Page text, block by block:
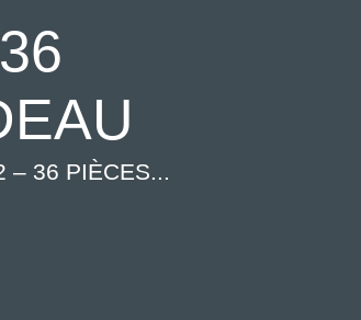
– 36 PIÈCES...